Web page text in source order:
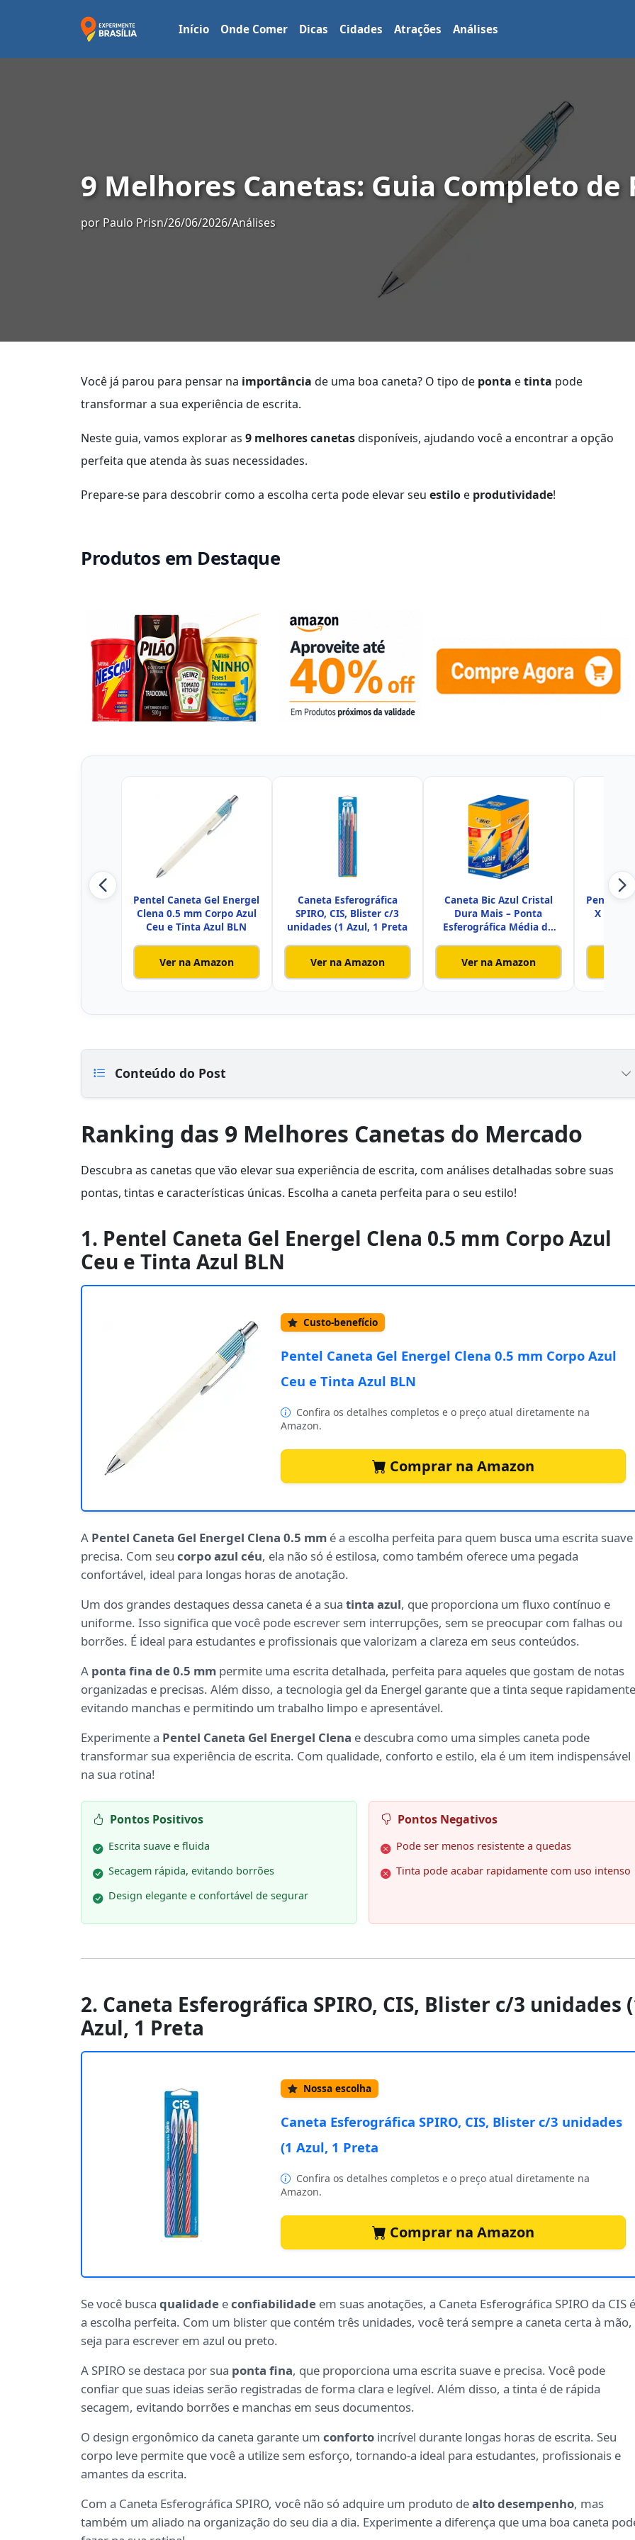
Início Onde Comer Dicas Cidades Atrações Análises
9 Melhores Canetas: Guia Completo de
por Paulo Prisn/26/06/2026/Análises
Você já parou para pensar na importância de uma boa caneta? O tipo de ponta etinta pode
transformar a sua experiência de escrita.
Neste guia, vamos explorar as 9 melhores canetasdisponíveis, ajudando você a encontrar a opção
perfeita que atenda às suas necessidades.
Prepare-se para descobrir como a escolha certa pode elevar seu estilo e produtividade!
Produtos em Destaque
Pentel Caneta Gel Energel
Clena 0.5 mm Corpo Azul
Ceu e Tinta Azul BLN
Ver na Amazon
Caneta Esferográfica
SPIRO, CIS, Blister c/3
unidades (1 Azul, 1 Preta
Ver na Amazon
Caneta Bic Azul Cristal
Dura Mais – Ponta
Esferográfica Média de
Ver na Amazon
Pentel
X
Conteúdo do Post
Ranking das 9 Melhores Canetas do Mercado
Descubra as canetas que vão elevar sua experiência de escrita, com análises detalhadas sobre suas
pontas, tintas e características únicas. Escolha a caneta perfeita para o seu estilo!
1. Pentel Caneta Gel Energel Clena 0.5 mm Corpo Azul
Ceu e Tinta Azul BLN
Custo-benefício
Pentel Caneta Gel Energel Clena 0.5 mm Corpo Azul
Ceu e Tinta Azul BLN
Confira os detalhes completos e o preço atual diretamente na
Amazon.
Comprar na Amazon
A Pentel Caneta Gel Energel Clena 0.5 mm é a escolha perfeita para quem busca uma escrita suave
precisa. Com seu corpo azul céu, ela não só é estilosa, como também oferece uma pegada
confortável, ideal para longas horas de anotação.
Um dos grandes destaques dessa caneta é a sua tinta azul, que proporciona um fluxo contínuo e
uniforme. Isso significa que você pode escrever sem interrupções, sem se preocupar com falhas ou
borrões. É ideal para estudantes e profissionais que valorizam a clareza em seus conteúdos.
A ponta fina de 0.5 mm permite uma escrita detalhada, perfeita para aqueles que gostam de notas
organizadas e precisas. Além disso, a tecnologia gel da Energel garante que a tinta seque
evitando manchas e permitindo um trabalho limpo e apresentável.
Experimente a Pentel Caneta Gel Energel Clena e descubra como uma simples caneta pode
transformar sua experiência de escrita. Com qualidade, conforto e estilo, ela é um item indispensável
na sua rotina!
Pontos Positivos
Escrita suave e fluida
Secagem rápida, evitando borrões
Design elegante e confortável de segurar
Pontos Negativos
Pode ser menos resistente a quedas
Tinta pode acabar rapidamente com uso intenso
2. Caneta Esferográfica SPIRO, CIS, Blister c/3 unidades
Azul, 1 Preta
Nossa escolha
Caneta Esferográfica SPIRO, CIS, Blister c/3 unidades
(1 Azul, 1 Preta
Confira os detalhes completos e o preço atual diretamente na
Amazon.
Comprar na Amazon
Se você busca qualidade econfiabilidade em suas anotações, a Caneta Esferográfica SPIRO da CIS é
a escolha perfeita. Com um blister que contém três unidades, você terá sempre a caneta certa à mão,
seja para escrever em azul ou preto.
A SPIRO se destaca por sua ponta fina, que proporciona uma escrita suave e precisa. Você pode
confiar que suas ideias serão registradas de forma clara e legível. Além disso, a tinta é de rápida
secagem, evitando borrões e manchas em seus documentos.
O design ergonômico da caneta garante um conforto incrível durante longas horas de escrita. Seu
corpo leve permite que você a utilize sem esforço, tornando-a ideal para estudantes, profissionais e
amantes da escrita.
Com a Caneta Esferográfica SPIRO, você não só adquire um produto dealto desempenho, mas
também um aliado na organização do seu dia a dia. Experimente a diferença que uma boa caneta